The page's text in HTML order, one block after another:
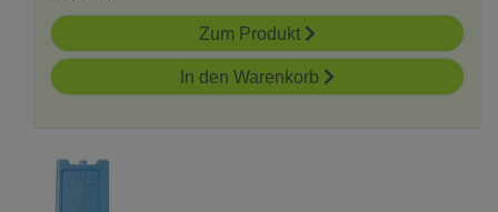
Zum Produkt
In den Warenkorb